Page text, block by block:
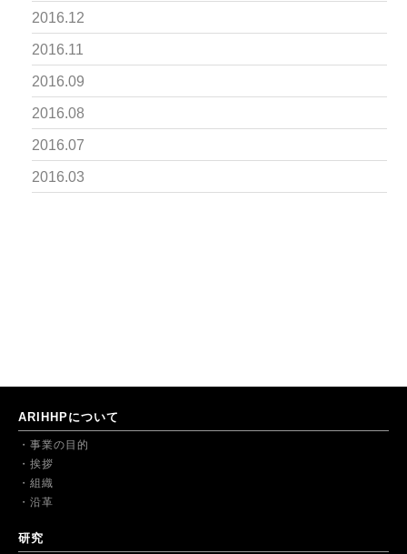
2016.12
2016.11
2016.09
2016.08
2016.07
2016.03
ARIHHPについて
事業の目的
挨拶
組織
沿革
研究